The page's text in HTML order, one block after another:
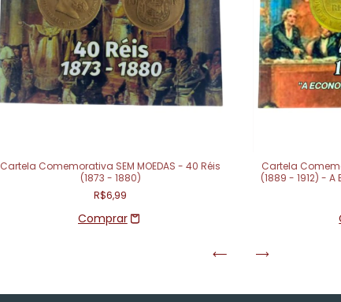
Cartela Comemorativa SEM MOEDAS - 40 Réis
(1873 - 1880)
R$6,99
Cartela
(1889 - 1912) -